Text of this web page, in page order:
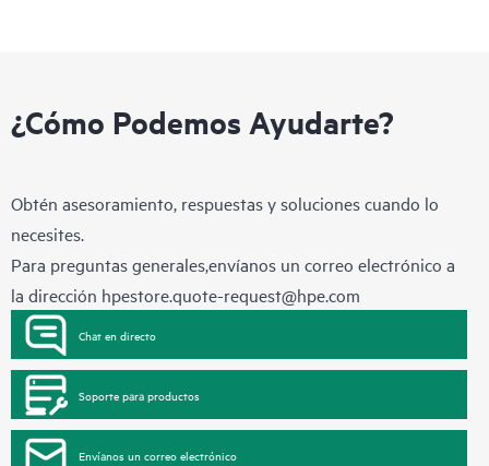
¿Cómo Podemos Ayudarte?
Obtén asesoramiento, respuestas y soluciones cuando lo
necesites.
Para preguntas generales,envíanos un correo electrónico a
la dirección hpestore.quote-request@hpe.com
Chat en directo
Soporte para productos
Envíanos un correo electrónico